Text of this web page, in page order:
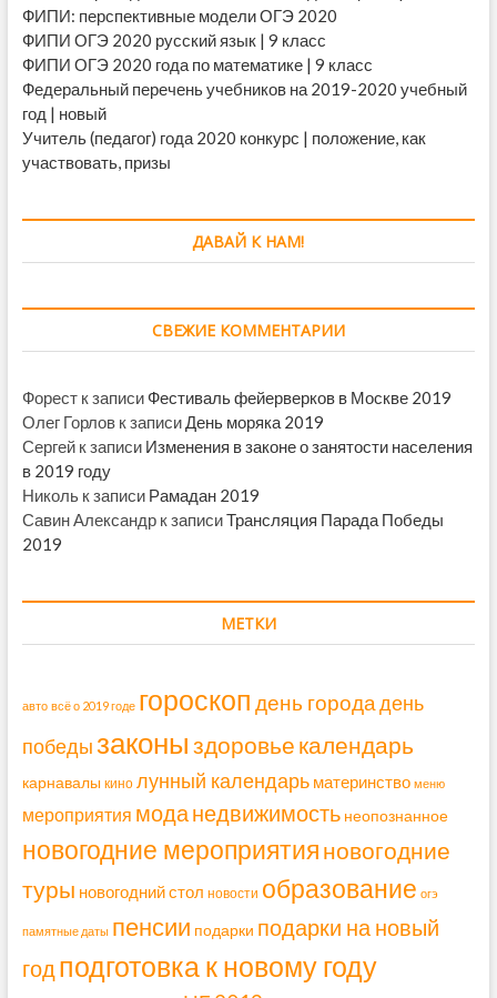
ФИПИ: перспективные модели ОГЭ 2020
ФИПИ ОГЭ 2020 русский язык | 9 класс
ФИПИ ОГЭ 2020 года по математике | 9 класс
Федеральный перечень учебников на 2019-2020 учебный
год | новый
Учитель (педагог) года 2020 конкурс | положение, как
участвовать, призы
ДАВАЙ К НАМ!
СВЕЖИЕ КОММЕНТАРИИ
Форестк записи Фестиваль фейерверков в Москве 2019
Олег Горловк записиДень моряка 2019
Сергейк записи Изменения в законе о занятости населения
в 2019 году
Никольк записи Рамадан 2019
Савин Александрк записиТрансляция Парада Победы
2019
МЕТКИ
авто всё о 2019 годе гороскоп день городадень
победызаконыздоровье календарь
карнавалы кино лунный календарь материнство меню
мероприятия моданедвижимость неопознанное
новогодние мероприятия новогодние
туры новогодний стол новости образование огэ
памятные даты пенсии подарки подарки на новый
год подготовка к новому году